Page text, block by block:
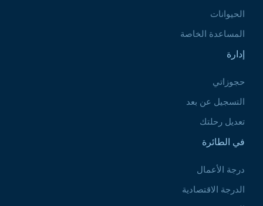
الحيوانات
المساعدة الخاصة
إدارة
حجوزاتي
التسجيل عن بعد
تعديل رحلتك
في الطائرة
درجة الأعمال
الدرجة الاقتصادية